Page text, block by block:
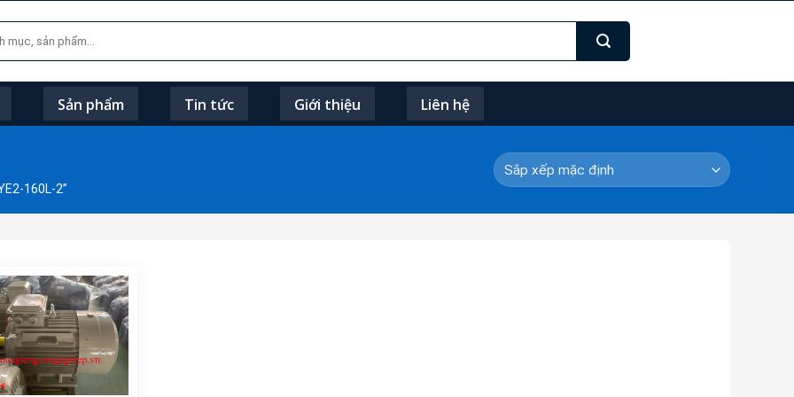
Sản phẩm Tin tức Giới thiệu Liên hệ
160L-2”